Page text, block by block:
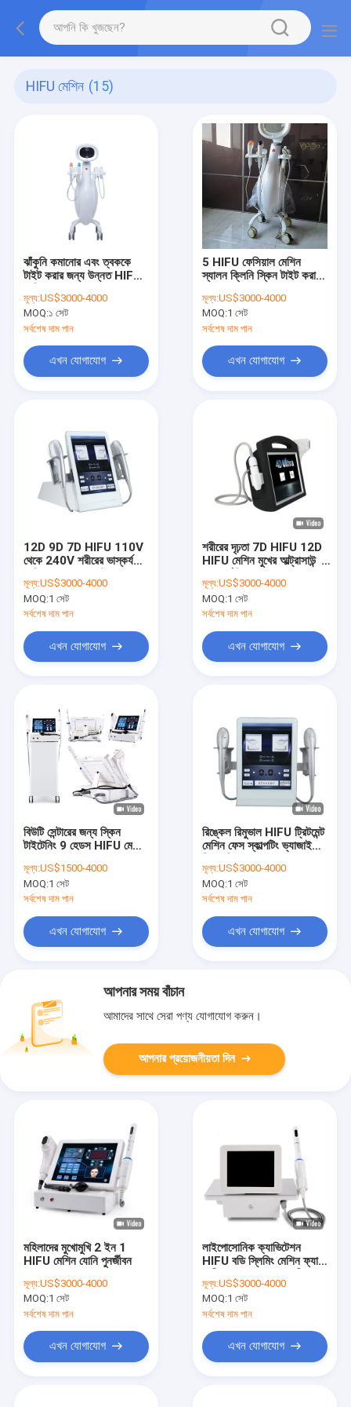
HIFU মেশিন (15)
ঝাঁকুনি কমানোর এবং ত্বককে
টাইট করার জন্য উন্নত HIFU
মূল্য:US$3000-4000
MOQ:১ সেট
সর্বশেষ দাম পান
এখন যোগাযোগ
5 HIFU ফেসিয়াল মেশিন
স্যালন ক্লিনি স্কিন টাইট করা
মূল্য:US$3000-4000
MOQ:1 সেট
সর্বশেষ দাম পান
এখন যোগাযোগ
12D 9D 7D HIFU 110V
থেকে 240V শরীরের ভাস্কর্য
মূল্য:US$3000-4000
MOQ:1 সেট
সর্বশেষ দাম পান
এখন যোগাযোগ
শরীরের দৃঢ়তা 7D HIFU 12D
HIFU মেশিন মুখের আল্ট্রাসাউন্ড
মূল্য:US$3000-4000
MOQ:1 সেট
সর্বশেষ দাম পান
এখন যোগাযোগ
বিউটি সেন্টারের জন্য স্কিন
টাইটেনিং 9 হেডস HIFU মেশিন
মূল্য:US$1500-4000
MOQ:1 সেট
সর্বশেষ দাম পান
এখন যোগাযোগ
রিঙ্কেল রিমুভাল HIFU ট্রিটমেন্ট
মেশিন ফেস স্কাল্পটিং ভ্যাজাইনাল
মূল্য:US$3000-4000
MOQ:1 সেট
সর্বশেষ দাম পান
এখন যোগাযোগ
আপনার সময় বাঁচান
আমাদের সাথে সেরা পণ্য যোগাযোগ করুন।
আপনার প্রয়োজনীয়তা দিন
মহিলাদের মুখোমুখি 2 ইন 1
HIFU মেশিন যোনি পুনর্জীবন
মূল্য:US$3000-4000
MOQ:1 সেট
সর্বশেষ দাম পান
এখন যোগাযোগ
লাইপোসোনিক ক্যাভিটেশন
HIFU বডি স্লিমিং মেশিন ফ্যাট
মূল্য:US$3000-4000
MOQ:1 সেট
সর্বশেষ দাম পান
এখন যোগাযোগ